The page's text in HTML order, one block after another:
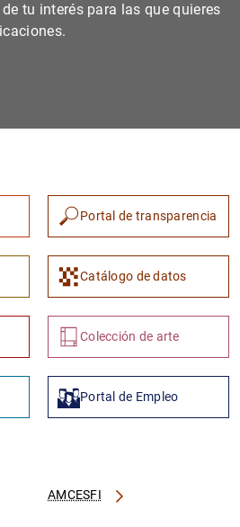
21380019M3DB4F2C2477
549300TXQNR8BIJF7J72
tu interés para las que quieres
Portal de transparencia
Catálogo de datos
Colección de arte
Portal de Empleo
AMCESFI